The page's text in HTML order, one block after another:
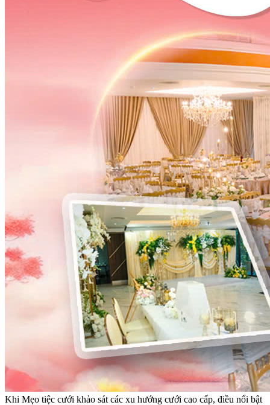
Khi Mẹo tiệc cưới khảo sát các xu hướng cưới cao cấp, điều nổi bật